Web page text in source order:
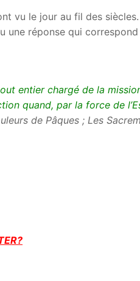
vu le jour au fil des siècles.
réponse qui
entier chargé de la
quand, par la force de
de Pâques ; Les